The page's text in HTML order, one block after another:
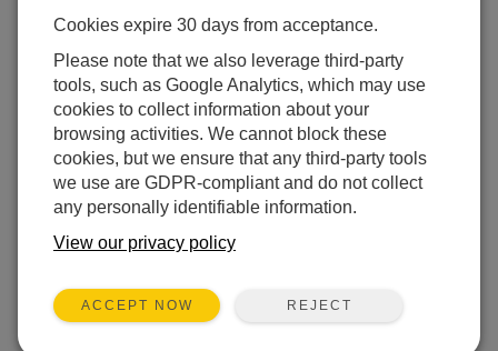
我们做什么
测和控制抽水设施，监测斜坡稳定性、水资源、天气、
空气质量和设备性能。我们坚固的，低功耗的仪器在全
球范围内使用，即使在恶劣的，偏远的地方也能可靠工
作。坎贝尔的数据采集器可以使用不同类型的输入，并
能通过大部分的通信方式和输出数据和警报。
Learn about our patented VSPECT® spectral-
resource.
The dynamic vibrating-wire measurement technique is
protected under U.S. Patent No. 8,671,758, and the
Cookies expire 30 days from acceptance.
Please note that we also leverage third-party
tools, such as Google Analytics, which may use
cookies to collect information about your
browsing activities. We cannot block these
cookies, but we ensure that any third-party tools
we use are GDPR-compliant and do not collect
any personally identifiable information.
View our privacy policy
ACCEPT NOW REJECT